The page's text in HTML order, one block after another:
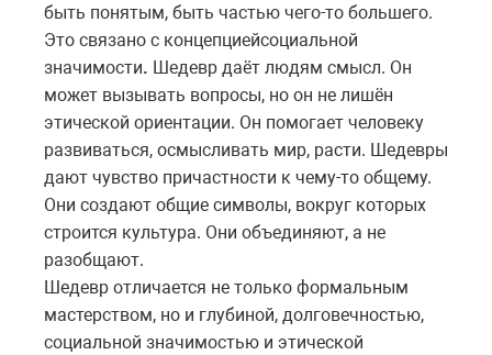
быть понятым, быть частью чего-то большего.
Это связано с концепциейсоциальной
значимости. Шедевр даёт людям смысл. Он
может вызывать вопросы, но он не лишён
этической ориентации. Он помогает человеку
развиваться, осмысливать мир, расти. Шедевры
дают чувство причастности к чему-то общему.
Они создают общие символы, вокруг которых
строится культура. Они объединяют, а не
разобщают.
Шедевр отличается не только формальным
мастерством, но и глубиной, долговечностью,
социальной значимостью и этической